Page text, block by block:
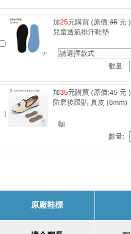
加25元購買 (原價:35 元 )
兒童透氣排汗鞋墊
請選擇款式
數量:
加35元購買 (原價:45 元 )
防磨後跟貼-真皮 (8mm)
咖
數量: